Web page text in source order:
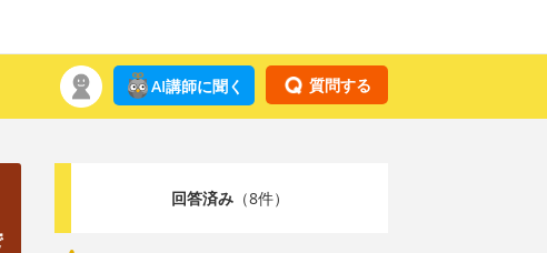
質問する
AI講師に聞く
回答済み（8件）